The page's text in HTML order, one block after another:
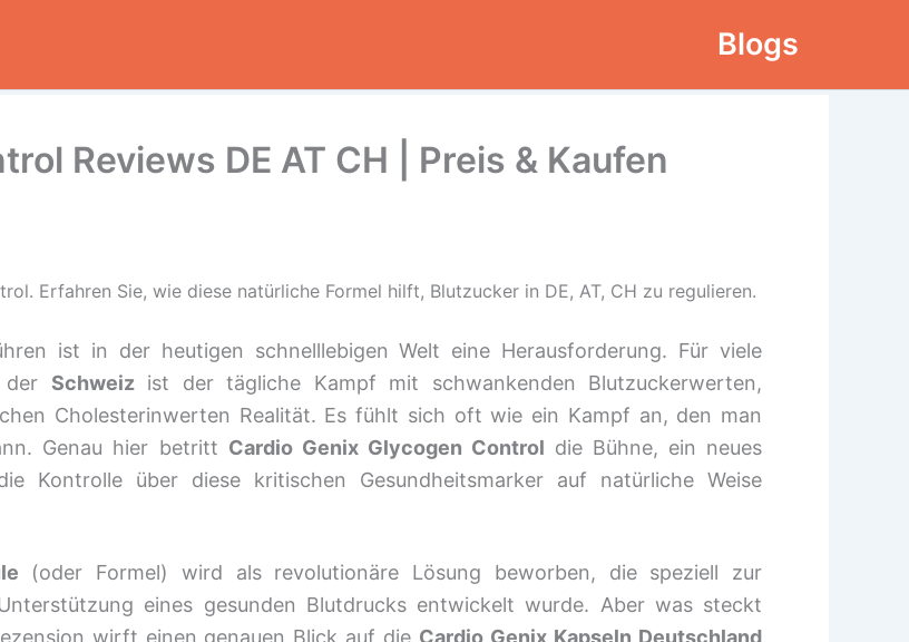
Blogs
Reviews DE AT CH | Preis & Kaufen
Erfahren Sie, wie diese natürliche Formel hilft, Blutzucker in DE, AT, CH zu regulieren.
ist in der heutigen schnelllebigen Welt eine Herausforderung. Für viele
der Schweizist der tägliche Kampf mit schwankenden Blutzuckerwerten,
Cholesterinwerten Realität. Es fühlt sich oft wie ein Kampf an, den man
Genau hier betritt Cardio Genix Glycogen Control die Bühne, ein neues
Kontrolle über diese kritischen Gesundheitsmarker auf natürliche Weise
(oder Formel) wird als revolutionäre Lösung beworben, die speziell zur
eines gesunden Blutdrucks entwickelt wurde. Aber was steckt
wirft einen genauen Blick auf die Cardio Genix Kapseln Deutschland